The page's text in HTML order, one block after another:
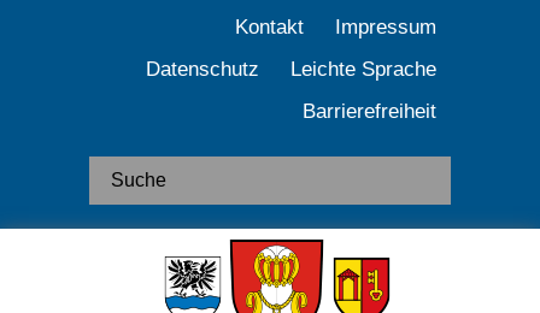
Kontakt
Impressum
Datenschutz
Leichte Sprache
Barrierefreiheit